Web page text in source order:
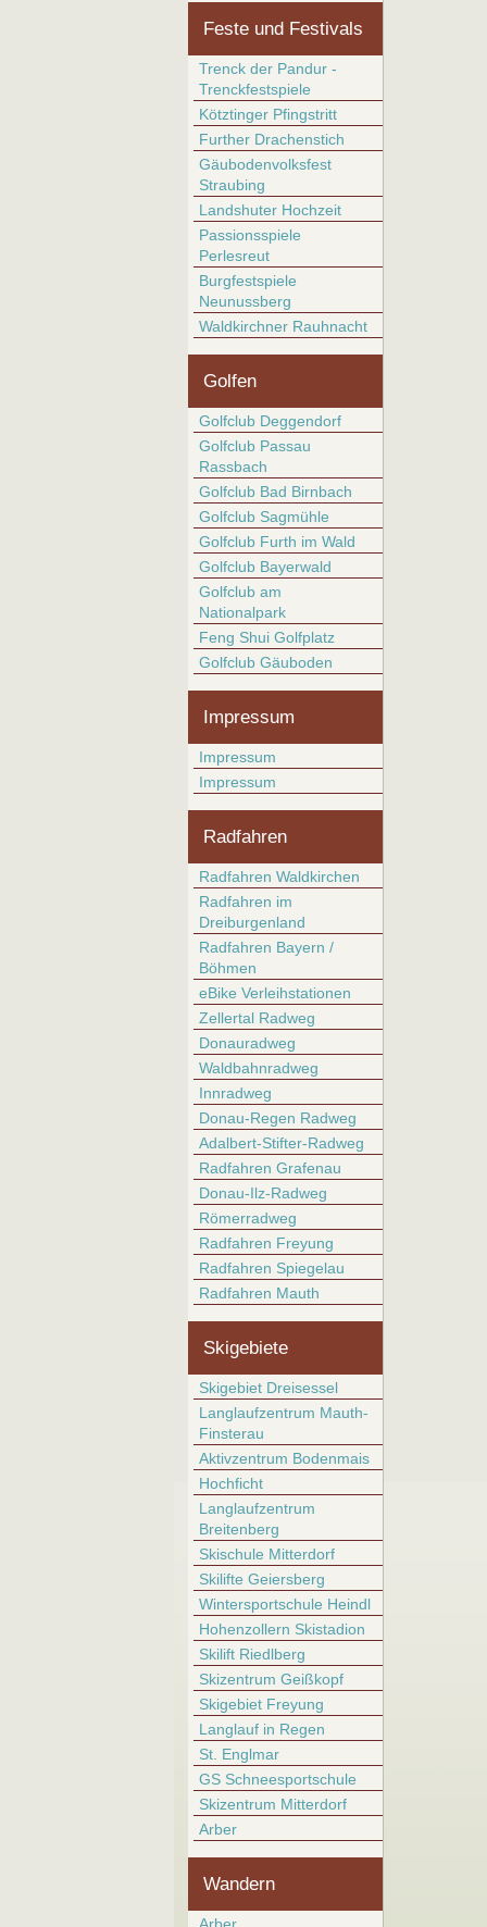
Feste und Festivals
Trenck der Pandur -
Trenckfestspiele
Kötztinger Pfingstritt
Further Drachenstich
Gäubodenvolksfest
Straubing
Landshuter Hochzeit
Passionsspiele
Perlesreut
Burgfestspiele
Neunussberg
Waldkirchner Rauhnacht
Golfen
Golfclub Deggendorf
Golfclub Passau
Rassbach
Golfclub Bad Birnbach
Golfclub Sagmühle
Golfclub Furth im Wald
Golfclub Bayerwald
Golfclub am
Nationalpark
Feng Shui Golfplatz
Golfclub Gäuboden
Impressum
Impressum
Impressum
Radfahren
Radfahren Waldkirchen
Radfahren im
Dreiburgenland
Radfahren Bayern /
Böhmen
eBike Verleihstationen
Zellertal Radweg
Donauradweg
Waldbahnradweg
Innradweg
Donau-Regen Radweg
Adalbert-Stifter-Radweg
Radfahren Grafenau
Donau-Ilz-Radweg
Römerradweg
Radfahren Freyung
Radfahren Spiegelau
Radfahren Mauth
Skigebiete
Skigebiet Dreisessel
Langlaufzentrum Mauth-
Finsterau
Aktivzentrum Bodenmais
Hochficht
Langlaufzentrum
Breitenberg
Skischule Mitterdorf
Skilifte Geiersberg
Wintersportschule Heindl
Hohenzollern Skistadion
Skilift Riedlberg
Skizentrum Geißkopf
Skigebiet Freyung
Langlauf in Regen
St. Englmar
GS Schneesportschule
Skizentrum Mitterdorf
Arber
Wandern